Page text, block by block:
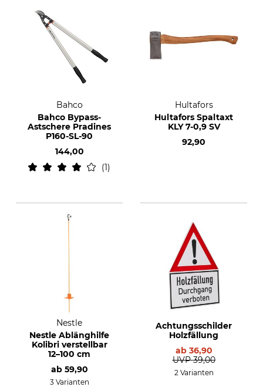
Bahco
Bahco Bypass-
Astschere Pradines
P160-SL-90
144,00
1
Hultafors
Hultafors Spaltaxt
KLY 7-0,9 SV
92,90
Nestle
Nestle Ablänghilfe
Kolibri verstellbar
12–100 cm
ab 59,90
3 Varianten
Achtungsschilder
Holzfällung
ab 36,90
UVP 39,00
2 Varianten